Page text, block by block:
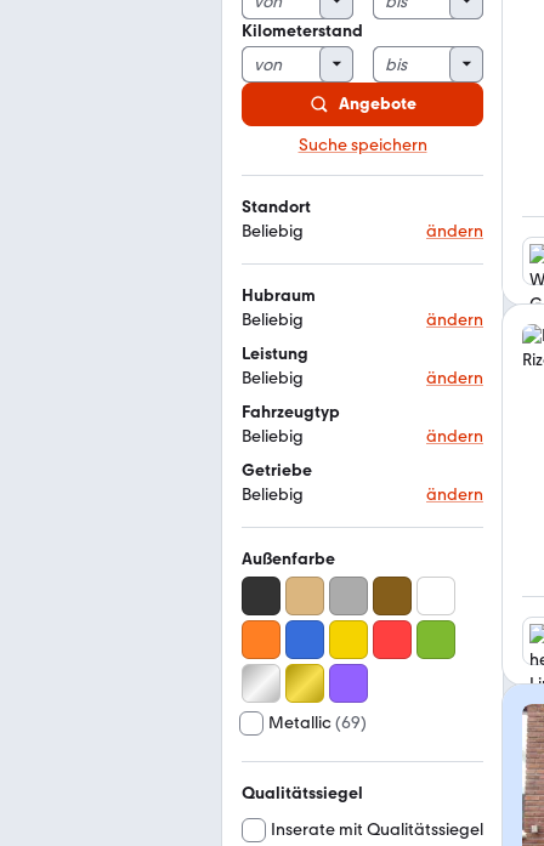
Kilometerstand
Angebote
Suche speichern
Standort
Beliebig
ändern
Hubraum
Beliebig
ändern
Leistung
Beliebig
ändern
Fahrzeugtyp
Beliebig
ändern
Getriebe
Beliebig
ändern
Außenfarbe
Metallic(69)
Qualitätssiegel
Inserate mit Qualitätssiegel